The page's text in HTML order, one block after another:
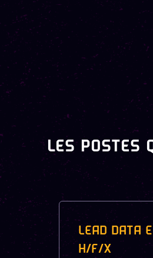
LES POSTES
LEAD DATA
H/F/X